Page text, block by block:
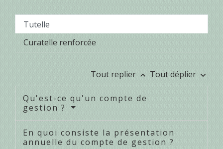
Tutelle
Curatelle renforcée
Tout replier keyboard_arrow_up Tout déplier keyboard_arrow_down
Qu'est-ce qu'un compte de
gestion ?
En quoi consiste la présentation
annuelle du compte de gestion ?